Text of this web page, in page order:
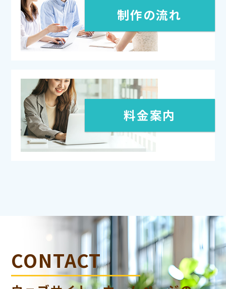
制作の流れ
料金案内
CONTACT